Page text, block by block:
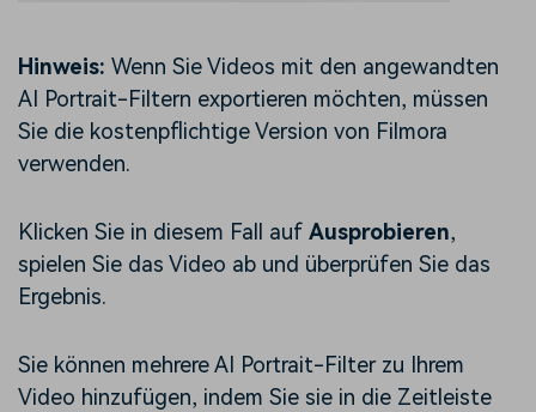
Hinweis: Wenn Sie Videos mit den angewandten
AI Portrait-Filtern exportieren möchten, müssen
Sie die kostenpflichtige Version von Filmora
verwenden.
Klicken Sie in diesem Fall auf Ausprobieren,
spielen Sie das Video ab und überprüfen Sie das
Ergebnis.
Sie können mehrere AI Portrait-Filter zu Ihrem
Video hinzufügen, indem Sie sie in die Zeitleiste